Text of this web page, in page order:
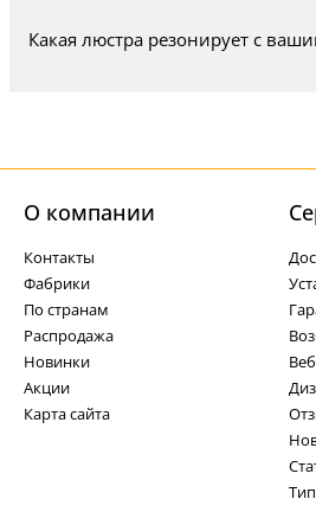
Какая люстра резонирует с
О компании
Контакты
Фабрики
По странам
Распродажа
Новинки
Акции
Карта сайта